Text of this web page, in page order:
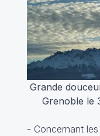
Grande
Grenoble le
- Concernant les